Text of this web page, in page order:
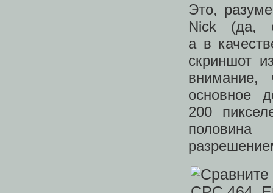
Это,
Nick (да,
а в
скриншот
внимание,
основное
200
половина